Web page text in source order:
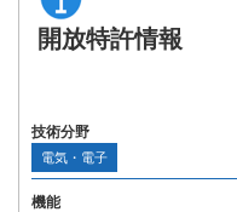
開放特許情報
技術分野
電気・電子
機能